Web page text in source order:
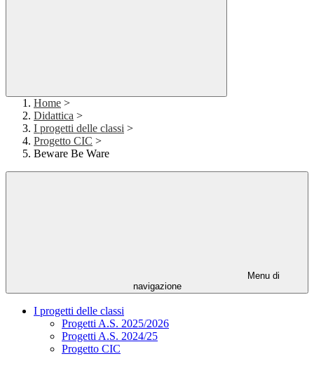
Home >
Didattica >
I progetti delle classi >
Progetto CIC >
Beware Be Ware
Menu di
navigazione
I progetti delle classi
Progetti A.S. 2025/2026
Progetti A.S. 2024/25
Progetto CIC